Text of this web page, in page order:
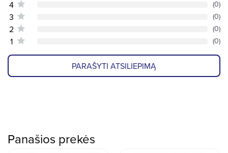
4 (0)
3 (0)
2 (0)
1 (0)
PARAŠYTI ATSILIEPIMĄ
Panašios prekės